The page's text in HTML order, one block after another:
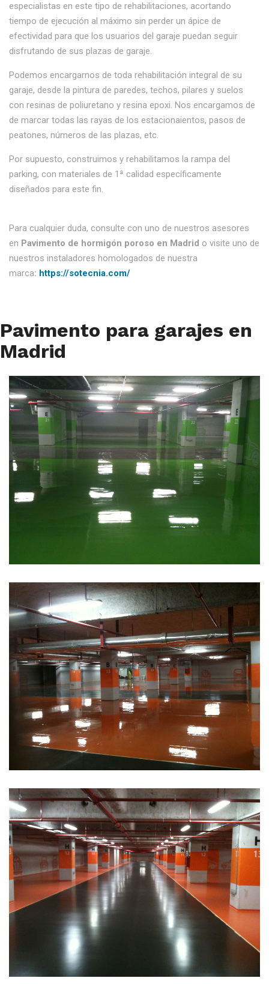
especialistas en este tipo de rehabilitaciones, acortando
tiempo de ejecución al máximo sin perder un ápice de
efectividad para que los usuarios del garaje puedan seguir
disfrutando de sus plazas de garaje.
Podemos encargarnos de toda rehabilitación integral de su
garaje, desde la pintura de paredes, techos, pilares y suelos
con resinas de poliuretano y resina epoxi. Nos encargamos de
de marcar todas las rayas de los estacionaientos, pasos de
peatones, números de las plazas, etc.
Por supuesto, construimos y rehabilitamos la rampa del
parking, con materiales de 1ª calidad específicamente
diseñados para este fin.
Para cualquier duda, consulte con uno de nuestros asesores
en Pavimento de hormigón poroso en Madrid o visite uno de
nuestros instaladores homologados de nuestra
marca: https://sotecnia.com/
Pavimento para garajes en
Madrid